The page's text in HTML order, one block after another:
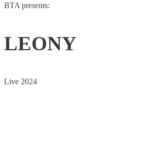
BTA presents:
LEONY
Live 2024